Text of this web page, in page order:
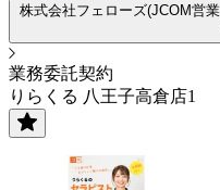
株式会社フェローズ(JCOM営
業務委託契約
りらくる 八王子高倉店1